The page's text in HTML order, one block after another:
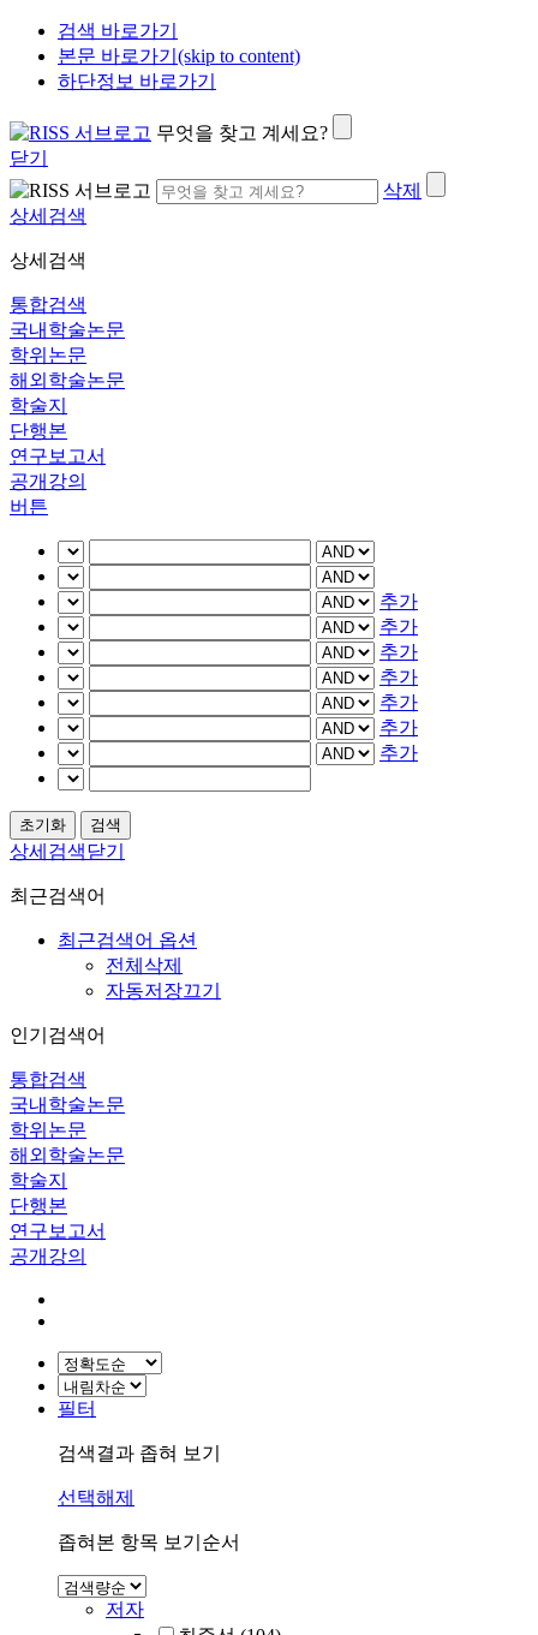
검색 바로가기
본문 바로가기(skip to content)
하단정보 바로가기
무엇을 찾고 계세요?
닫기
삭제
상세검색
상세검색
통합검색
국내학술논문
학위논문
해외학술논문
학술지
단행본
연구보고서
공개강의
버튼
추가
추가
추가
추가
추가
추가
추가
상세검색닫기
최근검색어
최근검색어 옵션
전체삭제
자동저장끄기
인기검색어
통합검색
국내학술논문
학위논문
해외학술논문
학술지
단행본
연구보고서
공개강의
필터
검색결과 좁혀 보기
선택해제
좁혀본 항목 보기순서
저자